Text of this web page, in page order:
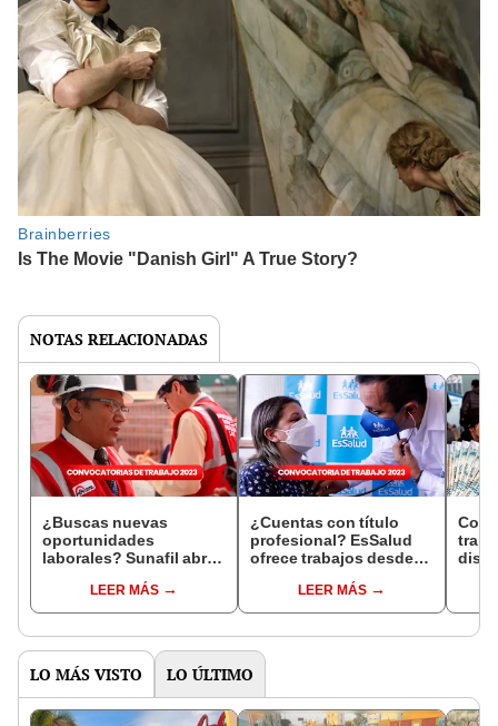
NOTAS RELACIONADAS
¿Buscas nuevas
oportunidades
laborales? Sunafil abre
sueldos de hasta
S/10.000
LEER MÁS
¿Cuentas con título
profesional? EsSalud
ofrece trabajos desde
LEER MÁS
LO MÁS VISTO LO ÚLTIMO